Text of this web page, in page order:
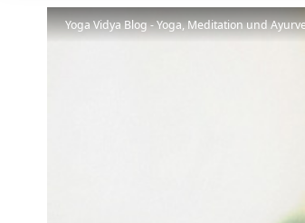
Yoga Vidya Blog - Yoga, Meditation und